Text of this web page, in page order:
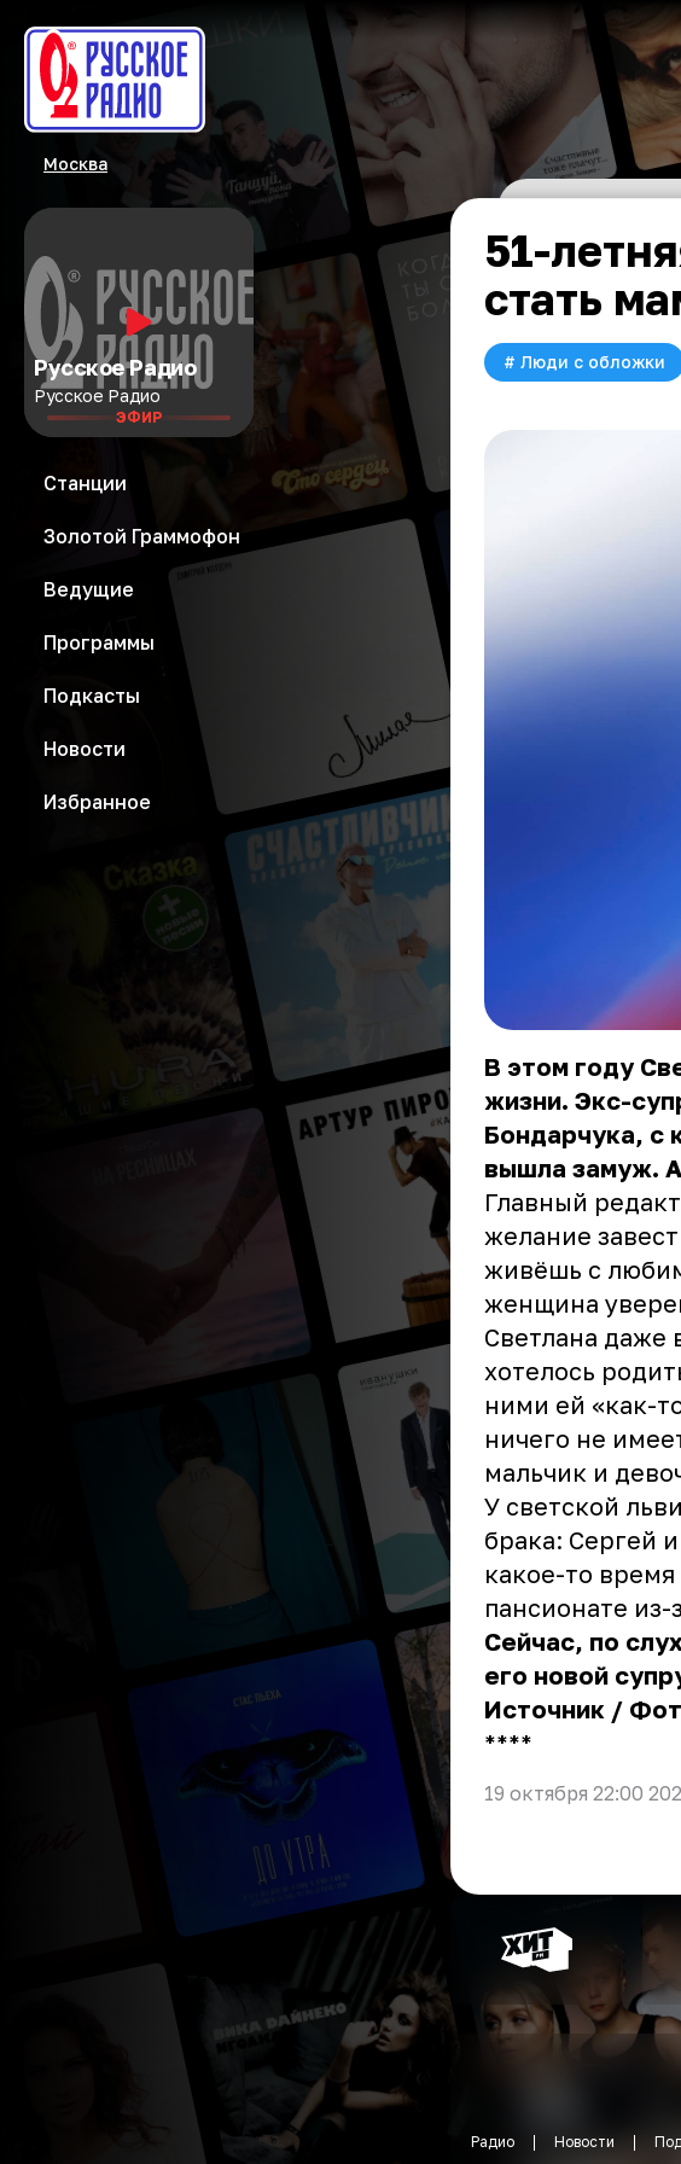
Москва
Русское Радио
Русское Радио
ЭФИР
Станции
Золотой Граммофон
Ведущие
Программы
Подкасты
Новости
Избранное
51-
стать
# Люди с обложки
В этом году
жизни. Экс-
Бондарчука, с
вышла замуж.
Главный
желание
живёшь с
женщина
Светлана даже
хотелось
ними ей «как-
ничего не
мальчик и
У светской
брака: Сергей
какое-то
пансионате из-
Сейчас, по
его новой
Источник /
** **
19 октября 22:00
Радио Новости